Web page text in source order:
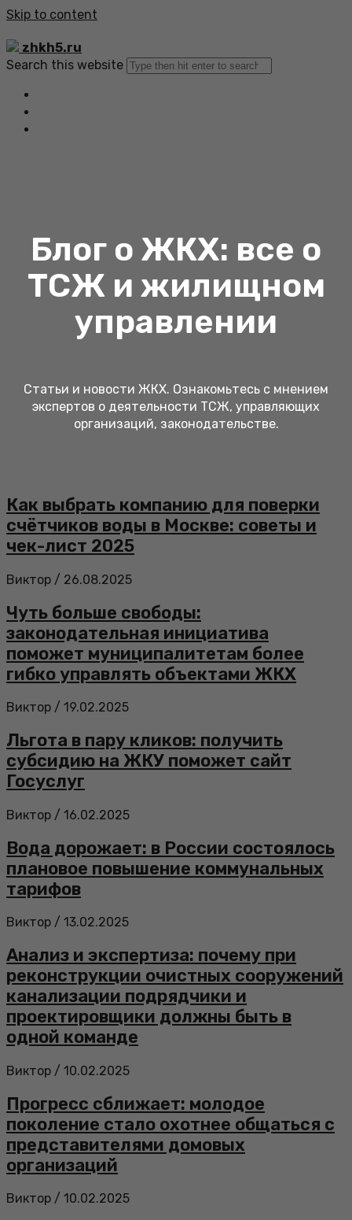
Skip to content
zhkh5.ru
Search this website
Блог о ЖКХ: все о
ТСЖ и жилищном
управлении
Статьи и новости ЖКХ. Ознакомьтесь с мнением
экспертов о деятельности ТСЖ, управляющих
организаций, законодательстве.
Как выбрать компанию для поверки
счётчиков воды в Москве: советы и
чек-лист 2025
Виктор / 26.08.2025
Чуть больше свободы:
законодательная инициатива
поможет муниципалитетам более
гибко управлять объектами ЖКХ
Виктор / 19.02.2025
Льгота в пару кликов: получить
субсидию на ЖКУ поможет сайт
Госуслуг
Виктор / 16.02.2025
Вода дорожает: в России состоялось
плановое повышение коммунальных
тарифов
Виктор / 13.02.2025
Анализ и экспертиза: почему при
реконструкции очистных сооружений
канализации подрядчики и
проектировщики должны быть в
одной команде
Виктор / 10.02.2025
Прогресс сближает: молодое
поколение стало охотнее общаться с
представителями домовых
организаций
Виктор / 10.02.2025